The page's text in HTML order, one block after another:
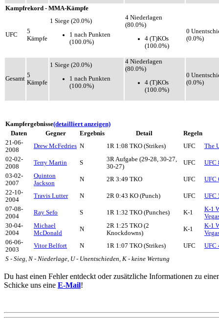
Kampfrekord - MMA-Kämpfe
UFC
5
Kämpfe
1 Siege (20.0%)
1 nach Punkten
(100.0%)
4 Niederlagen
(80.0%)
4 (T)KOs
(100.0%)
0
(0.0%)
Gesamt 5
Kämpfe
1 Siege (20.0%)
1 nach Punkten
(100.0%)
4 Niederlagen
(80.0%)
4 (T)KOs
(100.0%)
0
(0.0%)
Kampfergebnisse(detailliert anzeigen)
Daten
Gegner Ergebnis Detail
Regeln
21-06-
2008
Drew McFedries N 1R 1:08 TKO (Strikes) UFC
The
02-02-
2008
Terry Martin S
3R Aufgabe (29-28, 30-27,
30-27)
UFC
UFC
03-02-
2007
Quinton
Jackson
N 2R 3:49 TKO UFC
UFC
22-10-
2004
Travis Lutter N 2R 0:43 KO (Punch) UFC
UFC
07-08-
2004
Ray Sefo S 1R 1:32 TKO (Punches) K-1
K-1
30-04-
2004
Michael
McDonald
N
2R 1:25 TKO (2
Knockdowns)
K-1
K-1
06-06-
2003
Vitor Belfort N 1R 1:07 TKO (Strikes) UFC
UFC
S - Sieg, N - Niederlage, U - Unentschieden, K - keine Wertung
Du hast einen Fehler entdeckt oder zusätzliche Informationen zu
Schicke uns eine E-Mail!